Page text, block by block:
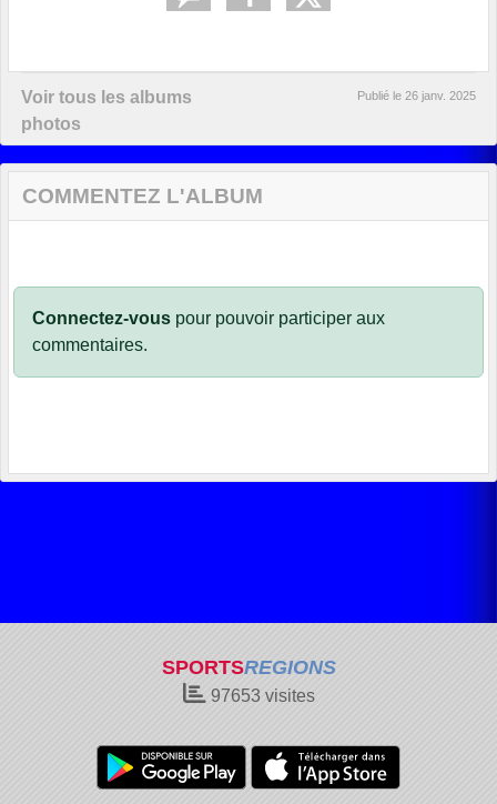
Voir tous les albums
photos
Publié le 26 janv. 2025
COMMENTEZ L'ALBUM
Connectez-vous pour pouvoir participer aux
commentaires.
SPORTSREGIONS
97653visites